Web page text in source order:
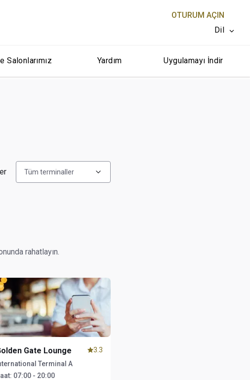
OTURUM AÇIN
Dil
KAPAT X
Salonlarımız Yardım Uygulamayı İndir
Tüm terminaller
rahatlayın.
Gate Lounge
Terminal A
07:00 - 20:00
3.3